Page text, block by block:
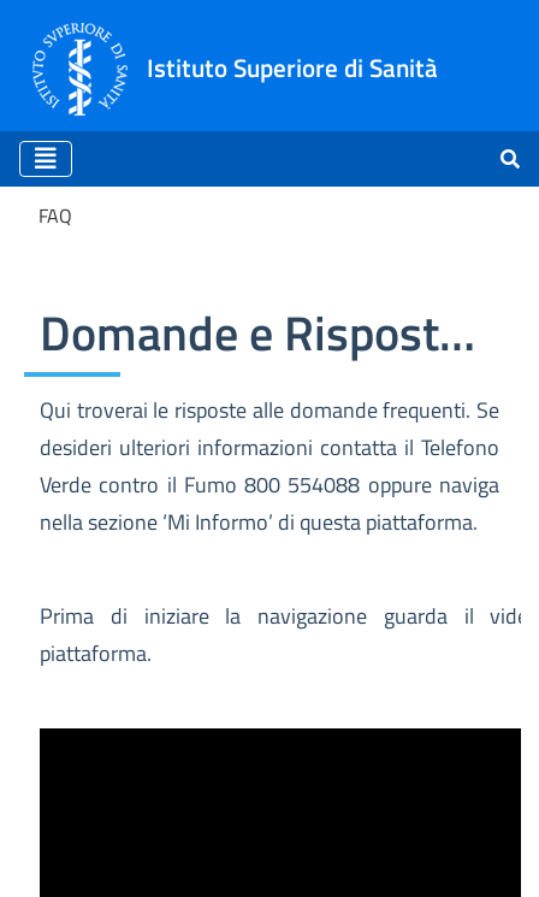
Istituto Superiore di Sanità
FAQ
Domande e Risposte (FAQ)
Qui troverai le risposte alle domande frequenti. Se
desideri ulteriori informazioni contatta il Telefono
Verde contro il Fumo 800 554088 oppure naviga
nella sezione ‘Mi Informo’ di questa piattaforma.
Prima di iniziare la navigazione guarda il
piattaforma.